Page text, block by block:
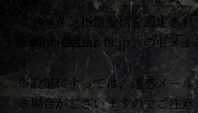
※ドメイン指定受信を設定さ
「@blackstar-ts.jp」のドメイ
す
※設定によっては、迷惑メール
る場合がございますのでご注